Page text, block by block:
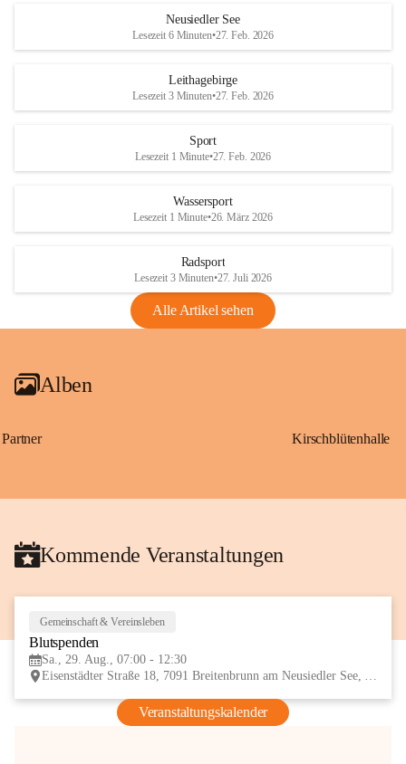
S
und den daraus folgenden wirtschaftlichen
Maßnahmen zur Bekämpfung
Rebe und der Amerikanischen
Anhang VBl. EU Nr. 18
1 Seite•1,4 MB
VBl. EU Nr. 18_2026
r
S
Neusiedler See
Lesezeit 6 Minuten•27. Feb. 2026
Leithagebirge
Lesezeit 3 Minuten•27. Feb. 2026
Sport
Lesezeit 1 Minute•27. Feb. 2026
Wassersport
Lesezeit 1 Minute•26. März 2026
Radsport
Lesezeit 3 Minuten•27. Juli 2026
Alle Artikel sehen
Alben
Partner Kirschblütenhalle
Kommende Veranstaltungen
Gemeinschaft & Vereinsleben
Blutspenden
Sa., 29. Aug., 07:00 - 12:30
Eisenstädter Straße 18, 7091 Breitenbrunn am Neusiedler See, AUT
Veranstaltungskalender